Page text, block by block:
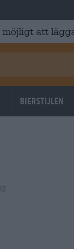
att
Bierstijlen